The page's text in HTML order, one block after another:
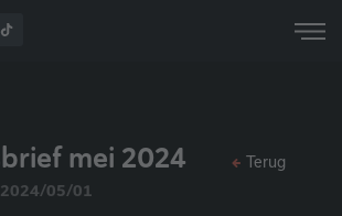
mei 2024
2024/05/01
Terug